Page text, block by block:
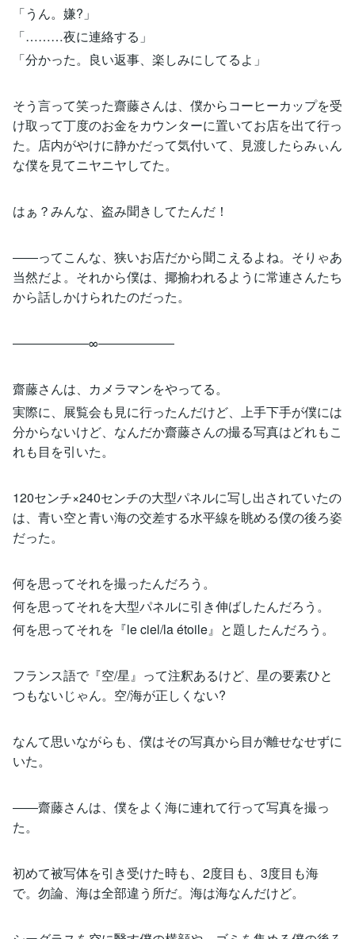
「うん。嫌?」
「………夜に連絡する」
「分かった。良い返事、楽しみにしてるよ」
そう言って笑った齋藤さんは、僕からコーヒーカップを受
け取って丁度のお金をカウンターに置いてお店を出て行っ
た。店内がやけに静かだって気付いて、見渡したらみぃん
な僕を見てニヤニヤしてた。
はぁ？みんな、盗み聞きしてたんだ！
――ってこんな、狭いお店だから聞こえるよね。そりゃあ
当然だよ。それから僕は、揶揄われるように常連さんたち
から話しかけられたのだった。
――――――∞――――――
齋藤さんは、カメラマンをやってる。
実際に、展覧会も見に行ったんだけど、上手下手が僕には
分からないけど、なんだか齋藤さんの撮る写真はどれもこ
れも目を引いた。
120センチ×240センチの大型パネルに写し出されていたの
は、青い空と青い海の交差する水平線を眺める僕の後ろ姿
だった。
何を思ってそれを撮ったんだろう。
何を思ってそれを大型パネルに引き伸ばしたんだろう。
何を思ってそれを『le ciel/la étoile』と題したんだろう。
フランス語で『空/星』って注釈あるけど、星の要素ひと
つもないじゃん。空/海が正しくない?
なんて思いながらも、僕はその写真から目が離せなせずに
いた。
――齋藤さんは、僕をよく海に連れて行って写真を撮っ
た。
初めて被写体を引き受けた時も、2度目も、3度目も海
で。勿論、海は全部違う所だ。海は海なんだけど。